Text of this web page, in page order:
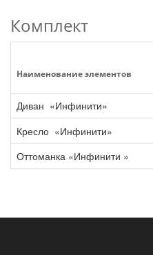
Комплект
Наименование элементов
Диван «Инфинити»
Кресло «Инфинити»
Оттоманка «Инфинити »